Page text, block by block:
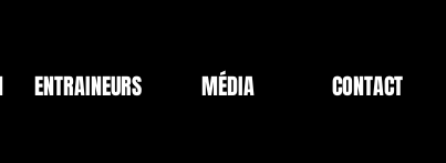
ENTRAINEURS MÉDIA CONTACT